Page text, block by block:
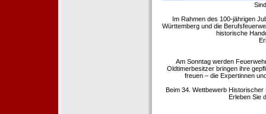
Im Rahmen des 100-jährigen
Württemberg und die
historische
Am Sonntag werden
Oldtimerbesitzer bringen ihre
freuen – die Expertinnen
Beim 34. Wettbewerb
Erleben Sie